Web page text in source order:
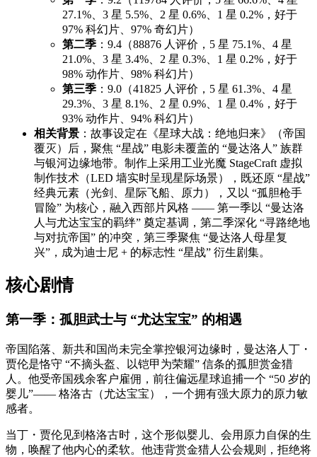
27.1%、3 星 5.5%、2 星 0.6%、1 星 0.2%，好于
97% 科幻片、97% 奇幻片）
第二季 ：9.4（88876 人评价，5 星 75.1%、4 星
21.0%、3 星 3.4%、2 星 0.3%、1 星 0.2%，好于
98% 动作片、98% 科幻片）
第三季 ：9.0（41825 人评价，5 星 61.3%、4 星
29.3%、3 星 8.1%、2 星 0.9%、1 星 0.4%，好于
93% 动作片、94% 科幻片）
相关背景 ：故事设定在《星球大战：绝地归来》（帝国
覆灭）后，聚焦 “星战” 电影未覆盖的 “曼达洛人” 族群
与银河边缘地带。制作上采用工业光魔 StageCraft 虚拟
制作技术（LED 墙实时呈现星际场景），既还原 “星战”
经典元素（光剑、星际飞船、原力），又以 “孤胆枪手
冒险” 为核心，融入西部片风格 —— 第一季以 “曼达洛
人与尤达宝宝的羁绊” 奠定基调，第二季深化 “寻路绝地
与对抗帝国” 的冲突，第三季聚焦 “曼达洛人母星复
兴”，成为迪士尼 + 的标志性 “星战” 衍生剧集。
核心剧情
第一季：孤胆武士与 “尤达宝宝” 的相遇
帝国陷落、新共和国尚未完全掌控银河边缘时，曼达洛人丁・
贾伦是恪守 “不摘头盔、以铠甲为荣耀” 信条的孤胆赏金猎
人。他受帝国残余客户雇佣，前往偏远星球追捕一个 “50 岁的
婴儿”—— 格洛古（尤达宝宝），一个拥有强大原力的原力敏
感者。
当丁・贾伦见到格洛古时，这个形似婴儿、会用原力自保的生
物，唤醒了他内心的柔软。他违背赏金猎人公会规则，拒绝将